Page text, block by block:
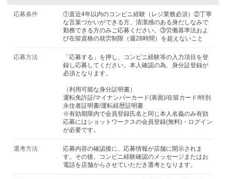
応募条件
①直近4年以内のコンビニ経験（レジ業務必須）②丁寧
な言葉づかいができる方、清潔感のある身だしなみで
勤務できる方のみご応募ください。③労働基準法およ
び在留資格の就労制限（週28時間）を超えないこと
応募方法
「応募する」を押し、コンビニ経験等の入力項目を登
録し応募してください。本人確認の為、身分証登録が
必須となります。
（利用可能な身分証明書）
運転免許証/マイナンバーカード(表面)/在留カード/特別
永住者証明書/運転経歴証明書
※有効期限内で会員登録氏名と同じ本人名義のみ有効
応募にはショットワークスの会員登録(無料)・ログイン
が必要です。
選考方法
応募内容の確認後に、応募情報が店舗に開示されま
す。その後、コンビニ経験確認のメッセージまたはお
電話を店舗からさせていただき選考となります。